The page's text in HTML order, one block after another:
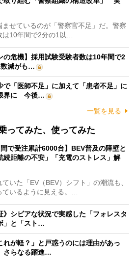
せているのが「警察官不足」だ。警察
10年間で2分の1以…
の危機】採用試験受験者数は10年間で2
減がも…
で「医師不足」に加えて「患者不足」に
界に 今後…
一覧を見る
ってみた、使ってみた
間で受注累計6000台】BEV普及の障壁と
続距離の不安」「充電のストレス」解
いた「EV（BEV）シフト」の潮流も、
いるように見える。…
》シビアな状況で実感した「フォレスタ
」と「スト…
れが軽？」と戸惑うのには理由があっ
さらなる躍進…